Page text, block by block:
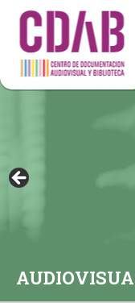
DOCUMENTA DRAMÁTICAS